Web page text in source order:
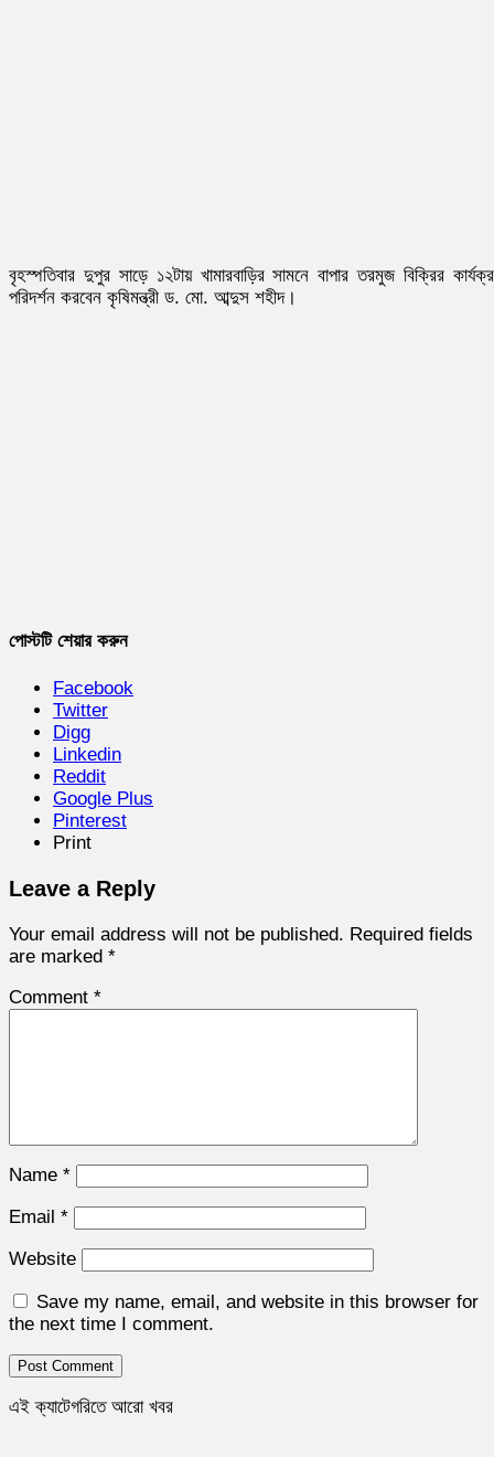
বৃহস্পতিবার দুপুর সাড়ে ১২টায় খামারবাড়ির সামনে বাপার তরমুজ বিক্রির
পরিদর্শন করবেন কৃষিমন্ত্রী ড. মো. আব্দুস শহীদ।
পোস্টটি শেয়ার করুন
Facebook
Twitter
Digg
Linkedin
Reddit
Google Plus
Pinterest
Print
Leave a Reply
Your email address will not be published. Required fields
are marked *
Comment *
Name *
Email *
Website
Save my name, email, and website in this browser for
the next time I comment.
এই ক্যাটেগরিতে আরো খবর